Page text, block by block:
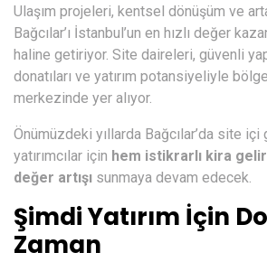
Ulaşım projeleri, kentsel dönüşüm ve
Bağcılar’ı İstanbul’un en hızlı değer
haline getiriyor. Site daireleri, güvenli
donatıları ve yatırım potansiyeliyle
merkezinde yer alıyor.
Önümüzdeki yıllarda Bağcılar’da site içi
yatırımcılar için hem istikrarlı kira
değer artışı sunmaya devam edecek.
Şimdi Yatırım İçin
Zaman